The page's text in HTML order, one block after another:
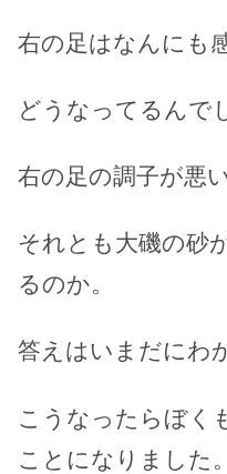
右の足はなんにも
どうなってるんで
右の足の調子が悪
それとも大磯の砂
るのか。
答えはいまだにわ
こうなったらぼく
ことになりました。